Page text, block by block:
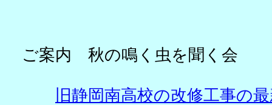
ご案内
旧静岡南高校の改修工事の